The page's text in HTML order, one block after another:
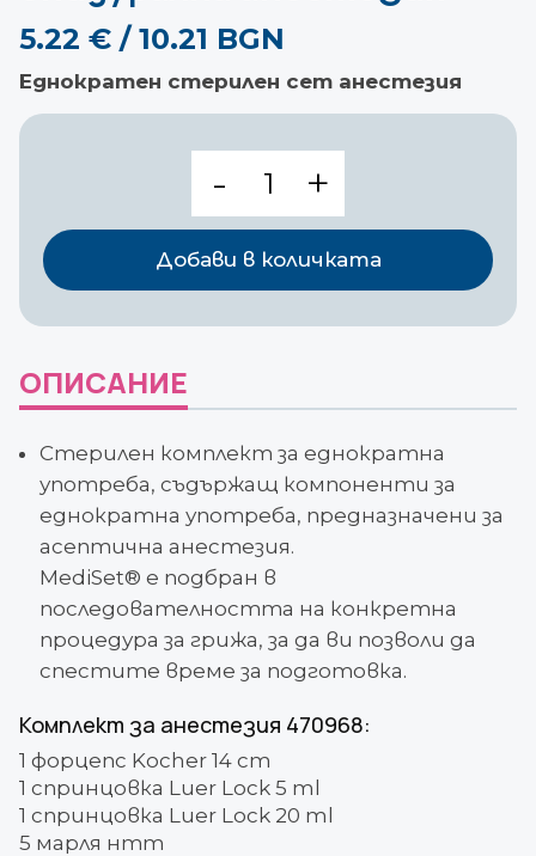
5.22 € / 10.21 BGN
Еднократен стерилен сет анестезия
Mediset
за
епидурална
анестезия
Добави в количката
ОПИСАНИЕ
Стерилен комплект за еднократна
употреба, съдържащ компоненти за
еднократна употреба, предназначени за
асептична анестезия.
MediSet® е подбран в
последователността на конкретна
процедура за грижа, за да ви позволи да
спестите време за подготовка.
Комплект за анестезия 470968:
1 форцепс Kocher 14 cm
1 спринцовка Luer Lock 5 ml
1 спринцовка Luer Lock 20 ml
5 марля нтт